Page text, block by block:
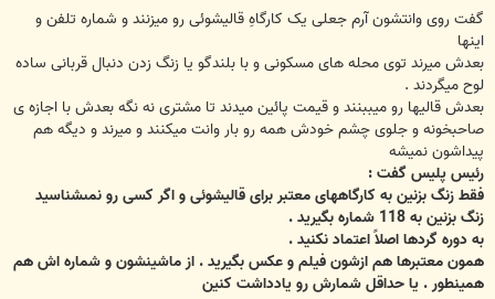
گفت روی وانتشون آرم جعلی یک کارگاهِ قالیشوئی رو میزنند و شماره تلفن و
اینها
بعدش میرند توی محله های مسکونی و با بلندگو یا زنگ زدن دنبال قربانی ساده
لوح میگردند .
بعدش قالیها رو میببنند و قیمت پائین میدند تا مشتری نه نگه بعدش با اجازه ی
صاحبخونه و جلوی چشم خودش همه رو بار وانت میکنند و میرند و دیگه هم
پیداشون نمیشه
رئیس پلیس گفت :
فقط زنگ بزنین به کارگاههای معتبر برای قالیشوئی و اگر کسی رو نمىشناسید
زنگ بزنین به 118 شماره بگیرید .
به دوره گردها اصلاً اعتماد نکنید .
همون معتبرها هم ازشون فیلم و عکس بگیرید . از ماشینشون و شماره اش هم
همینطور . یا حداقل شمارش رو یادداشت کنین